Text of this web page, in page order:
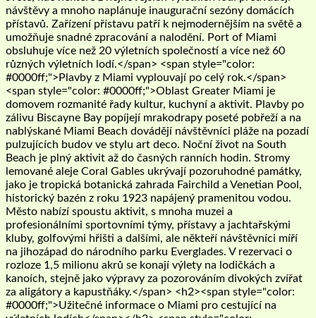
návštěvy a mnoho naplánuje inaugurační sezóny domácích
přístavů. Zařízení přístavu patří k nejmodernějším na světě a
umožňuje snadné zpracování a nalodění. Port of Miami
obsluhuje více než 20 výletních společností a více než 60
různých výletních lodí.</span> <span style="color:
#0000ff;">Plavby z Miami vyplouvají po celý rok.</span>
<span style="color: #0000ff;">Oblast Greater Miami je
domovem rozmanité řady kultur, kuchyní a aktivit. Plavby po
zálivu Biscayne Bay popíjejí mrakodrapy poseté pobřeží a na
nablýskané Miami Beach dovádějí návštěvníci pláže na pozadí
pulzujících budov ve stylu art deco. Noční život na South
Beach je plný aktivit až do časných ranních hodin. Stromy
lemované aleje Coral Gables ukrývají pozoruhodné památky,
jako je tropická botanická zahrada Fairchild a Venetian Pool,
historický bazén z roku 1923 napájený pramenitou vodou.
Město nabízí spoustu aktivit, s mnoha muzei a
profesionálními sportovními týmy, přístavy a jachtařskými
kluby, golfovými hřišti a dalšími, ale někteří návštěvníci míří
na jihozápad do národního parku Everglades. V rezervaci o
rozloze 1,5 milionu akrů se konají výlety na lodičkách a
kanoích, stejně jako výpravy za pozorováním divokých zvířat
za aligátory a kapustňáky.</span> <h2><span style="color:
#0000ff;">Užitečné informace o Miami pro cestující na